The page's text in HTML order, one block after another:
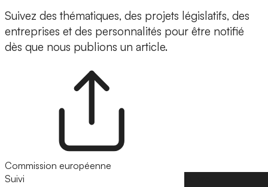
Suivez des thématiques, des projets législatifs, des
entreprises et des personnalités pour être notifié
dès que nous publions un article.
Commission européenne
Suivi